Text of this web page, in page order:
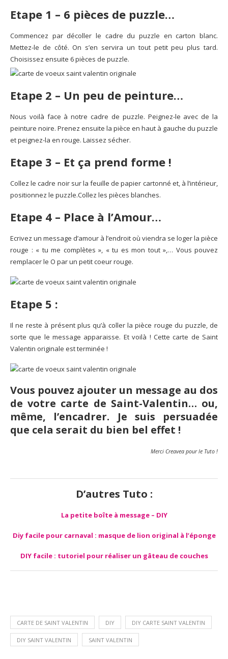
Etape 1 – 6 pièces de puzzle…
Commencez par décoller le cadre du puzzle en carton blanc.
Mettez-le de côté. On s’en servira un tout petit peu plus tard.
Choisissez ensuite 6 pièces de puzzle.
Etape 2 – Un peu de peinture…
Nous voilà face à notre cadre de puzzle. Peignez-le avec de la
peinture noire. Prenez ensuite la pièce en haut à gauche du puzzle
et peignez-la en rouge. Laissez sécher.
Etape 3 – Et ça prend forme !
Collez le cadre noir sur la feuille de papier cartonné et, à l’intérieur,
positionnez le puzzle.Collez les pièces blanches.
Etape 4 – Place à l’Amour…
Ecrivez un message d’amour à l’endroit où viendra se loger la pièce
rouge : « tu me complètes », « tu es mon tout »,… Vous pouvez
remplacer le O par un petit coeur rouge.
Etape 5 :
Il ne reste à présent plus qu’à coller la pièce rouge du puzzle, de
sorte que le message apparaisse. Et voilà ! Cette carte de Saint
Valentin originale est terminée !
Vous pouvez ajouter un message au dos
de votre carte de Saint-Valentin… ou,
même, l’encadrer. Je suis persuadée
que cela serait du bien bel effet !
Merci Creavea pour le Tuto !
D’autres Tuto :
La petite boîte à message – DIY
Diy facile pour carnaval : masque de lion original à l’éponge
DIY facile : tutoriel pour réaliser un gâteau de couches
CARTE DE SAINT VALENTIN DIY DIY CARTE SAINT VALENTIN
DIY SAINT VALENTIN SAINT VALENTIN